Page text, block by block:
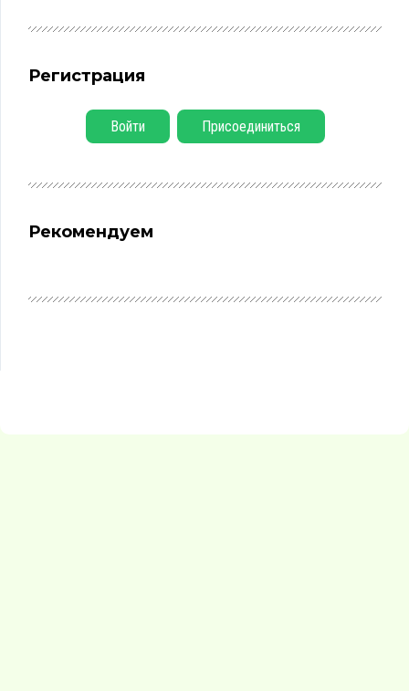
Регистрация
Войти Присоединиться
Рекомендуем